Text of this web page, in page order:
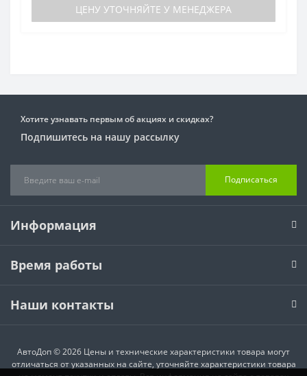
ЦЕНУ УТОЧНЯЙТЕ У МЕНЕДЖЕРА
Хотите узнавать первым об акциях и скидках?
Подпишитесь на нашу рассылку
Подписаться
Информация
Время работы
Наши контакты
АвтоДоп © 2026 Цены и технические характеристики товара могут
отличаться от указанных на сайте, уточняйте характеристики товара